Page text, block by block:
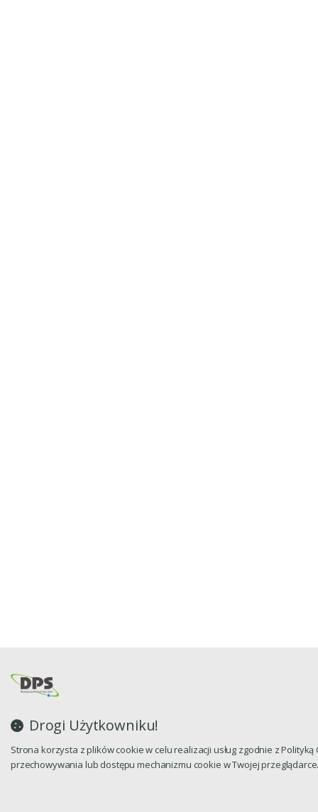
Drogi Użytkowniku!
Strona korzysta z plików cookie w celu realizacji usług zgodnie z
przechowywania lub dostępu mechanizmu cookie w Twojej